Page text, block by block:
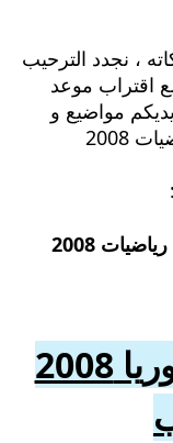
، نجدد الترحيب
اقتراب موعد
مواضيع و
2008
2008
مواضيع و حلول بكالوريا 2008